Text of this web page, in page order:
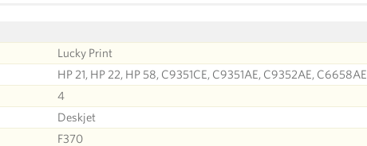
Lucky Print
HP 21, HP 22, HP 58, C9351CE, C9351AE, C9352AE, C6658AE
4
Deskjet
F370